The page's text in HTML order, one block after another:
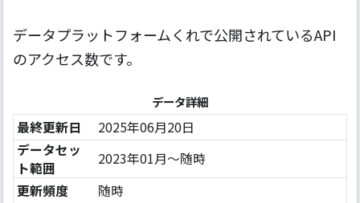
データプラットフォームくれで公開されているAPI
のアクセス数です。
データ詳細
最終更新日
2025年06月20日
データセッ
ト範囲
2023年01月〜随時
更新頻度
随時